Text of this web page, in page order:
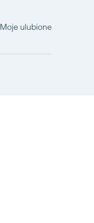
Moje ulubione